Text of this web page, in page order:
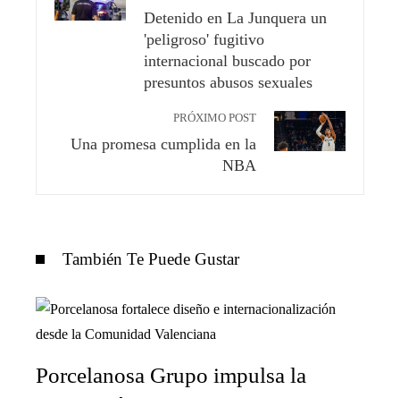
Detenido en La Junquera un
'peligroso' fugitivo
internacional buscado por
presuntos abusos sexuales
PRÓXIMO POST
Una promesa cumplida en la
NBA
También Te Puede Gustar
Porcelanosa Grupo impulsa la